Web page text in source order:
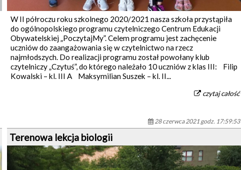
W II półroczu roku szkolnego 2020/2021 nasza szkoła przystąpiła
do ogólnopolskiego programu czytelniczego Centrum Edukacji
Obywatelskiej „PoczytajMy”. Celem programu jest zachęcenie
uczniów do zaangażowania się w czytelnictwo na rzecz
najmłodszych. Do realizacji programu został powołany klub
czytelniczy „Czytuś”, do którego należało 10 uczniów z klas III: Filip
Kowalski – kl. III A Maksymilian Suszek – kl. II...
czytaj całość
28 czerwca 2021 godz. 17:59:53
Terenowa lekcja biologii